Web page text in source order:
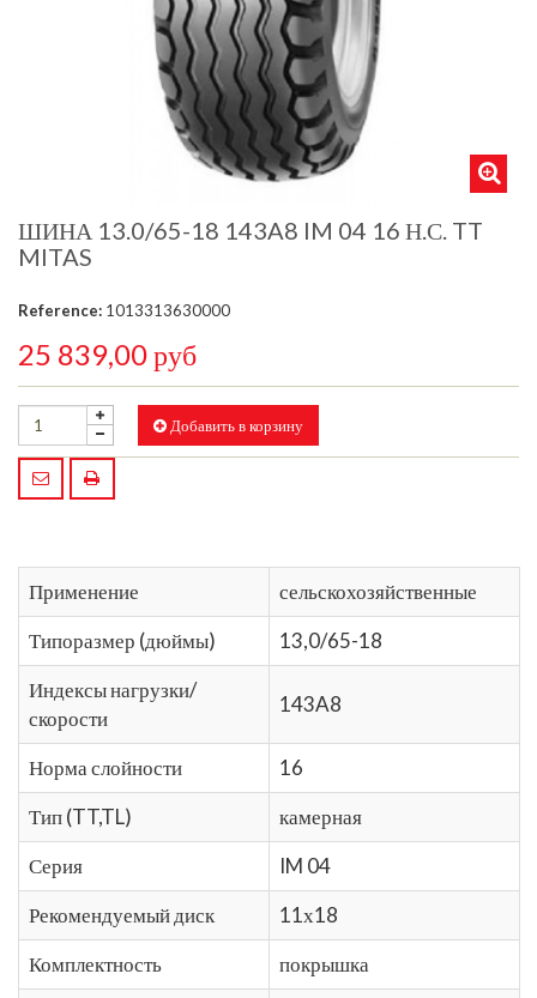
ШИНА 13.0/65-18 143A8 IM 04 16 Н.С. TT
MITAS
Reference: 1013313630000
25 839,00 руб
Добавить в корзину
Применение
сельскохозяйственные
Типоразмер (дюймы)
13,0/65-18
Индексы нагрузки/
скорости
143A8
Норма слойности
16
Тип (TT,TL)
камерная
Серия
IM 04
Рекомендуемый диск
11х18
Комплектность
покрышка